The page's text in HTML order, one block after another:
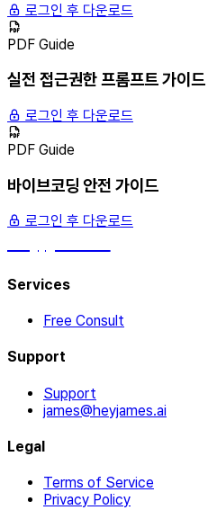
로그인 후 다운로드
PDF Guide
실전 접근권한 프롬프트 가이드
로그인 후 다운로드
PDF Guide
바이브코딩 안전 가이드
로그인 후 다운로드
Services
Free Consult
Support
Support
james@heyjames.ai
Legal
Terms of Service
Privacy Policy